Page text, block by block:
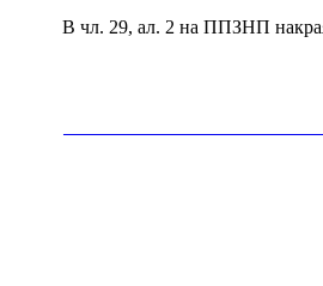
В чл. 29, ал. 2 на ППЗНП накрая